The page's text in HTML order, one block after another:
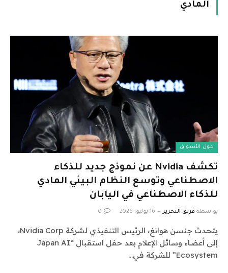
المادي
حول الأسواق
تكشف Nvidia عن نموذج جديد للذكاء
الاصطناعي وتوسع النظام البيئي المادي
للذكاء الاصطناعي في اليابان
بواسطة فريق التحرير 16 يوليو، 2026 0
يتحدث جنسن هوانغ، الرئيس التنفيذي لشركة Nvidia Corp،
إلى أعضاء وسائل الإعلام بعد حفل استقبال “Japan AI
Ecosystem” للشركة في…